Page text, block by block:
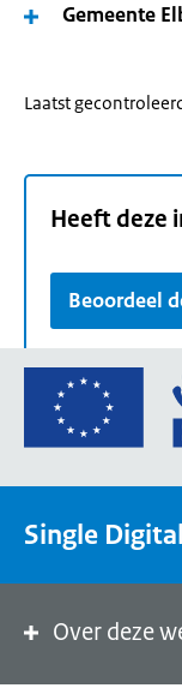
Gemeente
Laatst
Heeft deze
Beoordeel
Single
Over deze